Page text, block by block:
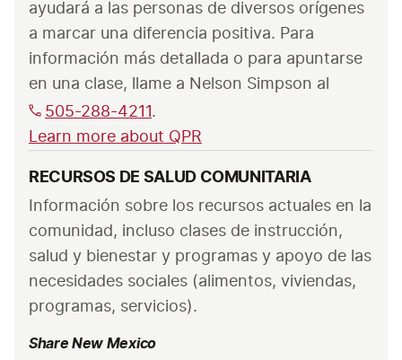
ayudará a las personas de diversos orígenes
a marcar una diferencia positiva. Para
información más detallada o para apuntarse
en una clase, llame a Nelson Simpson al
505-288-4211 .
Learn more about QPR
RECURSOS DE SALUD COMUNITARIA
Información sobre los recursos actuales en la
comunidad, incluso clases de instrucción,
salud y bienestar y programas y apoyo de las
necesidades sociales (alimentos, viviendas,
programas, servicios).
Share New Mexico